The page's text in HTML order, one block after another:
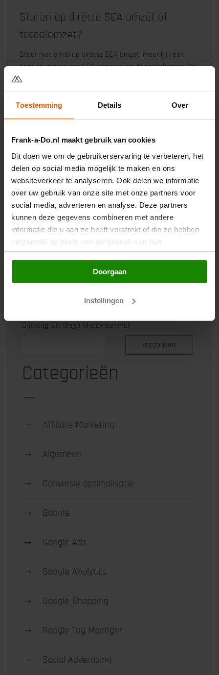
Toestemming Details Over
Frank-a-Do.nl maakt gebruik van cookies
Dit doen we om de gebruikerservaring te verbeteren, het
delen op social media mogelijk te maken en ons
websiteverkeer te analyseren. Ook delen we informatie
over uw gebruik van onze site met onze partners voor
social media, adverteren en analyse. Deze partners
kunnen deze gegevens combineren met andere
informatie die u aan ze heeft verstrekt of die ze hebben
verzameld op basis van uw gebruik van hun
services. Door op de knop "Doorgaan" te klikken of
Doorgaan
Instellingen
Sturen op directe SEA omzet of
totaalomzet?
Stuur niet enkel op directe SEA omzet, maar kijk ook
naar de impact van SEA uitgaven op de totaalomzet. Dit
leidt vaak tot andere inzichten.
Lees meer over: Sturen op directe SEA omzet of
totaalomzet?
Schrijf je in
Ontvang alle blogartikelen per mail
Categorieën
→ Affiliate Marketing
→ Algemeen
→ Conversie optimalisatie
→ Google
→ Google Ads
→ Google Analytics
→ Google Shopping
→ Google Tag Manager
→ Social Advertising